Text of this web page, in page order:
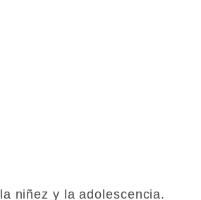
niñez y la adolescencia.